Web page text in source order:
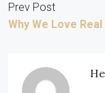
Prev Post
Why We Love